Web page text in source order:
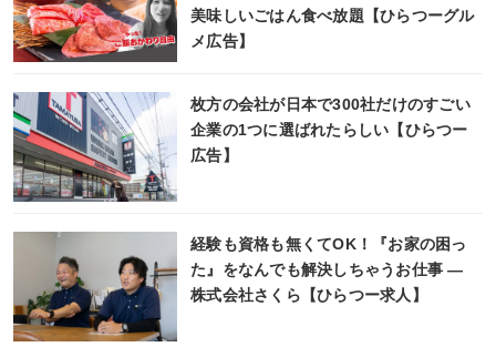
美味しいごはん食べ放題【ひらつーグル
メ広告】
枚方の会社が日本で300社だけのすごい
企業の1つに選ばれたらしい【ひらつー
広告】
経験も資格も無くてOK！『お家の困っ
た』をなんでも解決しちゃうお仕事 ―
株式会社さくら【ひらつー求人】